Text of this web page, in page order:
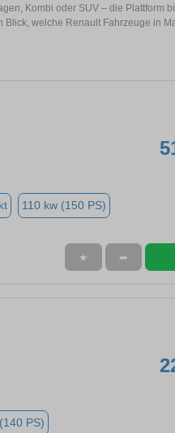
Kombi oder SUV – die Plattform
welche Renault Fahrzeuge in
110 kw (150 PS)
★ ➦
PS)